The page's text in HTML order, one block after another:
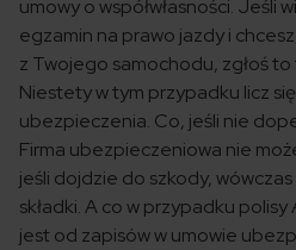
umowy o współwłasności. Jeśli
egzamin na prawo jazdy i
z Twojego samochodu, zgłoś
Niestety w tym przypadku licz
ubezpieczenia. Co, jeśli nie
Firma ubezpieczeniowa nie
jeśli dojdzie do szkody,
składki. A co w przypadku
jest od zapisów w umowie